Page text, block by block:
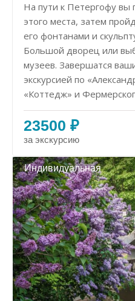
На пути к Петергофу вы
этого места, затем
его фонтанами и
Большой дворец или
музеев. Завершатся
экскурсией по
«Коттедж» и
23500 ₽
за экскурсию
Индивидуальная